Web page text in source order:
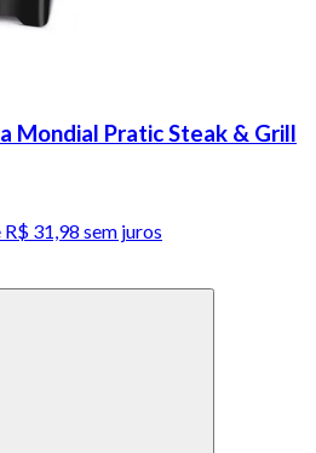
Mondial Pratic Steak & Grill
R$ 31,98 sem juros